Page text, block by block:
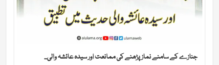
جنازے کے سامنے نماز پڑھنے کی ممانعت اور سیدہ عائشہ والی...